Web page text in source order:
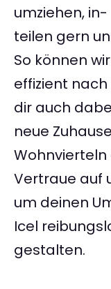
umziehen,
teilen gern
So können
effizient
dir auch
neue
Wohnvierteln
Vertraue auf
um deinen
Icel
gestalten.